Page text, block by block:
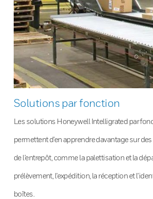
Solutions par fonction
Les solutions Honeywell Intelligrated par
permettent d’en apprendre davantage sur
de l’entrepôt, comme la palettisation et la
prélèvement, l’expédition, la réception et
boîtes.